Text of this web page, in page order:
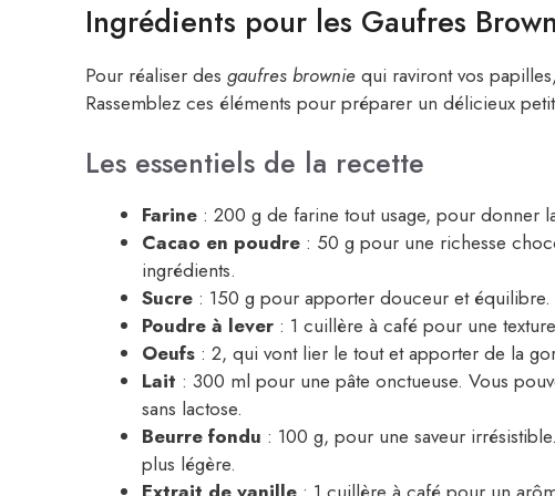
Ingrédients pour les Gaufres
Pour réaliser des gaufres brownie qui raviront vos
Rassemblez ces éléments pour préparer un délicieux
Les essentiels de la recette
Farine : 200 g de farine tout usage, pour donner
Cacao en poudre : 50 g pour une richesse
ingrédients.
Sucre : 150 g pour apporter douceur et équilibre.
Poudre à lever : 1 cuillère à café pour une
Oeufs : 2, qui vont lier le tout et apporter de la
Lait : 300 ml pour une pâte onctueuse. Vous
sans lactose.
Beurre fondu : 100 g, pour une saveur
plus légère.